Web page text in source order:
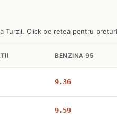
Click pe retea pentru
BENZINA 95
9.36
9.59